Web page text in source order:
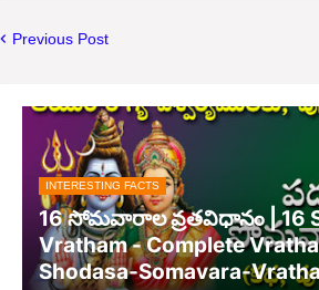
Previous Post
INTERESTING FACTS
16 సోమవారాల వ్రతవిధానం | 16
Vratham - Complete
Shodasa-Somavara-